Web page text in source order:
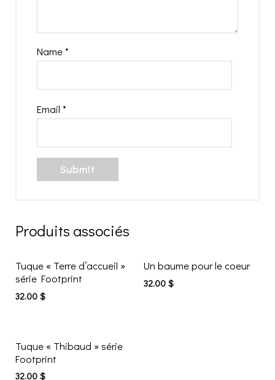
Name*
Email*
Produits associés
Tuque « Terre d’accueil »
série Footprint
32.00 $
Un baume pour le coeur
32.00 $
Tuque « Thibaud » série
Footprint
32.00 $